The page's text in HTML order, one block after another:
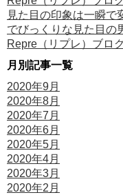
見た目の印象は一瞬で
でびっくりな見た目の
Repre（リプレ）ブロ
月別記事一覧
2020年9月
2020年8月
2020年7月
2020年6月
2020年5月
2020年4月
2020年3月
2020年2月